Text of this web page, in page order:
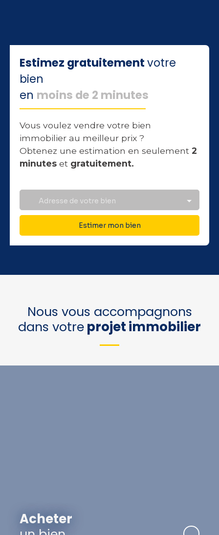
Estimez gratuitementvotre
bien
en moins de 2 minutes
Vous voulez vendre votre bien
immobilier au meilleur prix ?
Obtenez une estimation en seulement 2
minutes et gratuitement.
Adresse de votre bien
Estimer mon bien
Nous vous accompagnons
dans votreprojet immobilier
Acheter